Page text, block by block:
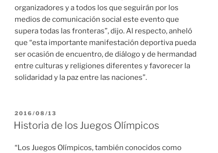
organizadores y a todos los que seguirán por los
medios de comunicación social este evento que
supera todas las fronteras”, dijo. Al respecto, anheló
que “esta importante manifestación deportiva pueda
ser ocasión de encuentro, de diálogo y de hermandad
entre culturas y religiones diferentes y favorecer la
solidaridad y la paz entre las naciones”.
PUBLICADO
EL
2016/08/13
Historia de los Juegos Olímpicos
“Los Juegos Olímpicos, también conocidos como